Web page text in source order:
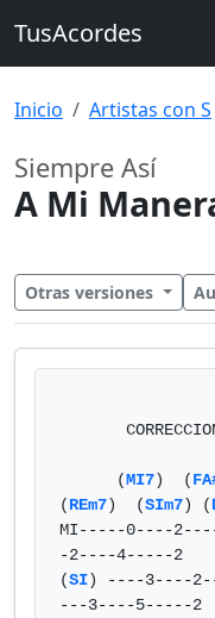
TusAcordes
Inicio Artistas con S
Siempre Así
A Mi
Otras versiones
      (
MI7)  (
(REm7)  (SIm7) (
MI-----0----
-2----4-----2
(SI) ----3----
---3----5-----2